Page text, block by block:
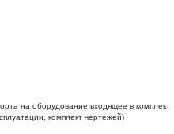
на оборудование входящее в комплект
комплект чертежей)